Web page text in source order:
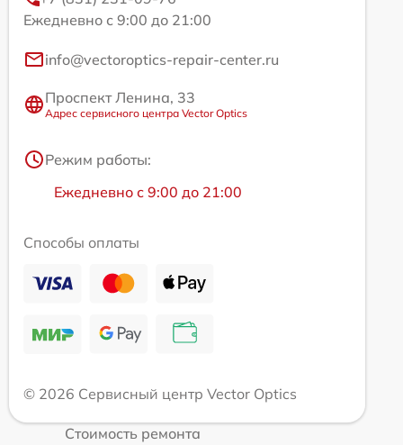
Ежедневно с 9:00 до 21:00
info@vectoroptics-repair-center.ru
Проспект Ленина, 33
Адрес сервисного центра Vector Optics
Режим работы:
Ежедневно с 9:00 до 21:00
Способы оплаты
© 2026 Сервисный центр Vector Optics
Стоимость ремонта